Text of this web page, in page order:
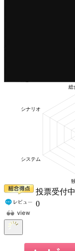
投票受付中
0